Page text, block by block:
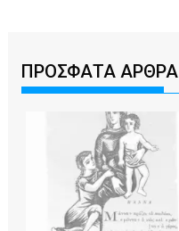
ΠΡΟΣΦΑΤΑ ΑΡΘΡΑ